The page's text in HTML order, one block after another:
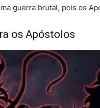
guerra brutal, pois os
os Apóstolos